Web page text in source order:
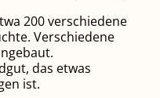
200 verschiedene
Verschiedene
das etwas
ist.